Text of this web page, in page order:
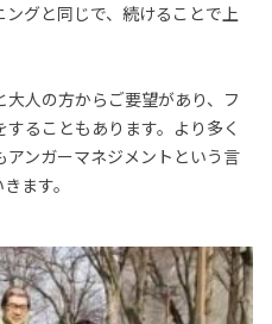
グと同じで、続けることで上
人の方からご要望があり、フ
ることもあります。より多く
ンガーマネジメントという言
ます。